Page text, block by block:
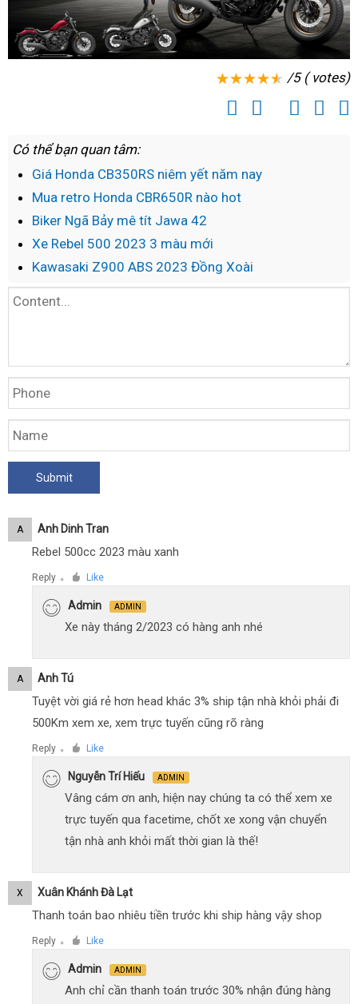
/5 ( votes)
Có thể bạn quan tâm:
Giá Honda CB350RS niêm yết năm nay
Mua retro Honda CBR650R nào hot
Biker Ngã Bảy mê tít Jawa 42
Xe Rebel 500 2023 3 màu mới
Kawasaki Z900 ABS 2023 Đồng Xoài
A Anh Dinh Tran
Rebel 500cc 2023 màu xanh
Reply ● Like
Admin ADMIN
Xe này tháng 2/2023 có hàng anh nhé
A Anh Tú
Tuyệt vời giá rẻ hơn head khác 3% ship tận nhà khỏi phải đi
500Km xem xe, xem trực tuyến cũng rõ ràng
Reply ● Like
Nguyễn Trí Hiếu ADMIN
Vâng cám ơn anh, hiện nay chúng ta có thể xem xe
trực tuyến qua facetime, chốt xe xong vận chuyển
tận nhà anh khỏi mất thời gian là thế!
X Xuân Khánh Đà Lạt
Thanh toán bao nhiêu tiền trước khi ship hàng vậy shop
Reply ● Like
Admin ADMIN
Anh chỉ cần thanh toán trước 30% nhận đúng hàng